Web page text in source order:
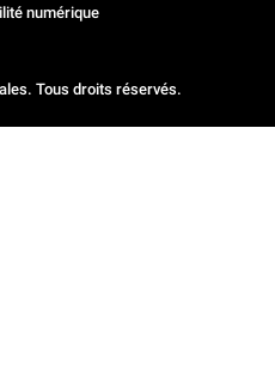
Tous droits réservés.
numérique